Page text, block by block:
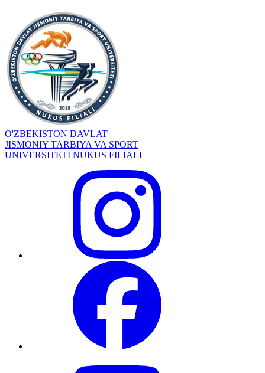
O'ZBEKISTON DAVLAT
JISMONIY TARBIYA VA SPORT
UNIVERSITETI NUKUS FILIALI